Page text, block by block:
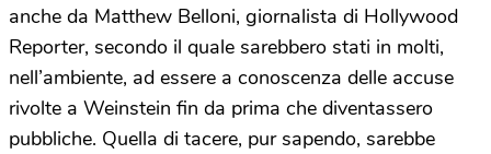
anche da Matthew Belloni, giornalista di Hollywood
Reporter, secondo il quale sarebbero stati in molti,
nell’ambiente, ad essere a conoscenza delle accuse
rivolte a Weinstein fin da prima che diventassero
pubbliche. Quella di tacere, pur sapendo, sarebbe